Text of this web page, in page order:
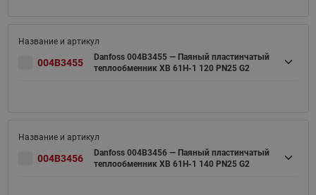
004B3455
Danfoss 004B3455 — Паяный пластинчатый
теплообменник XB 61H-1 120 PN25 G2
004B3456
Danfoss 004B3456 — Паяный пластинчатый
теплообменник XB 61H-1 140 PN25 G2